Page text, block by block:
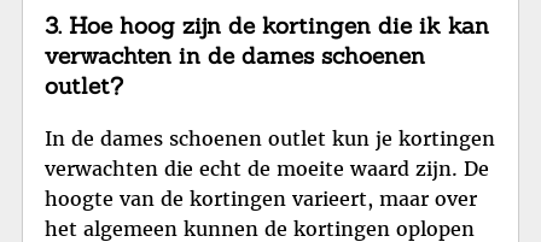
3. Hoe hoog zijn de kortingen die ik kan
verwachten in de dames schoenen
outlet?
In de dames schoenen outlet kun je kortingen
verwachten die echt de moeite waard zijn. De
hoogte van de kortingen varieert, maar over
het algemeen kunnen de kortingen oplopen